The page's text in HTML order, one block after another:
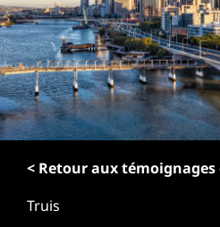
n
u
p
r
i
n
c
< Retour aux
Truis